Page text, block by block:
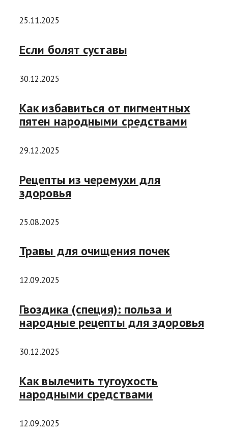
25.11.2025
Если болят суставы
30.12.2025
Как избавиться от пигментных
пятен народными средствами
29.12.2025
Рецепты из черемухи для
здоровья
25.08.2025
Травы для очищения почек
12.09.2025
Гвоздика (специя): польза и
народные рецепты для здоровья
30.12.2025
Как вылечить тугоухость
народными средствами
12.09.2025